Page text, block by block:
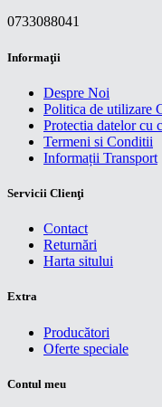
0733088041
Informaţii
Despre Noi
Politica de utilizare
Protectia datelor cu
Termeni si Conditii
Informații Transport
Servicii Clienţi
Contact
Returnări
Harta sitului
Extra
Producători
Oferte speciale
Contul meu